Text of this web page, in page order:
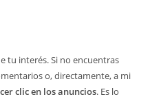
tu interés. Si no encuentras
o, directamente, a mi
clic en los anuncios. Es lo